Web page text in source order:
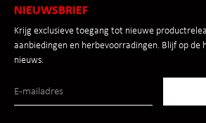
NIEUWSBRIEF
Krijg exclusieve toegang tot nieuwe
aanbiedingen en herbevoorradingen. Blijf op de
nieuws.